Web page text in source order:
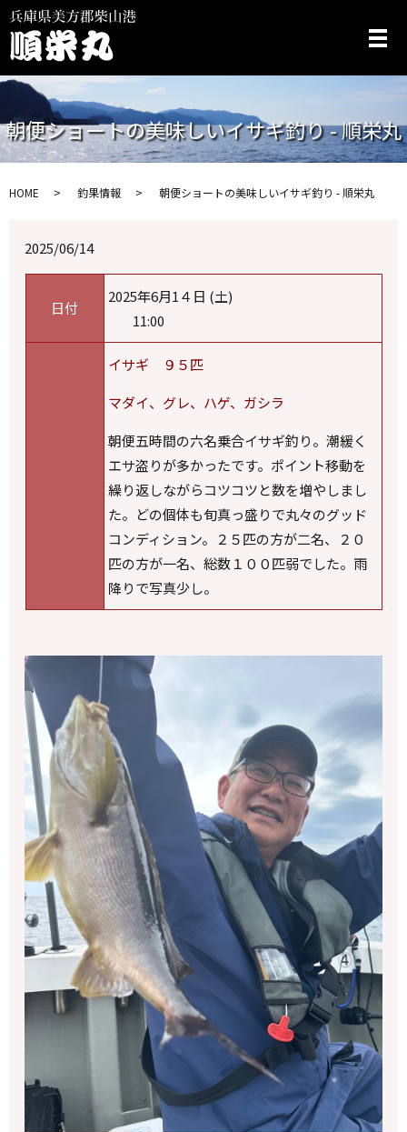
メ
朝便ショートの美味しいイサギ釣り - 順栄丸
HOME 釣果情報 朝便ショートの美味しいイサギ釣り - 順栄丸
2025/06/14
日付
2025年6月1４日 (土)
11:00
イサギ ９５匹
マダイ、グレ、ハゲ、ガシラ
朝便五時間の六名乗合イサギ釣り。潮緩く
エサ盗りが多かったです。ポイント移動を
繰り返しながらコツコツと数を増やしまし
た。どの個体も旬真っ盛りで丸々のグッド
コンディション。２５匹の方が二名、２０
匹の方が一名、総数１００匹弱でした。雨
降りで写真少し。